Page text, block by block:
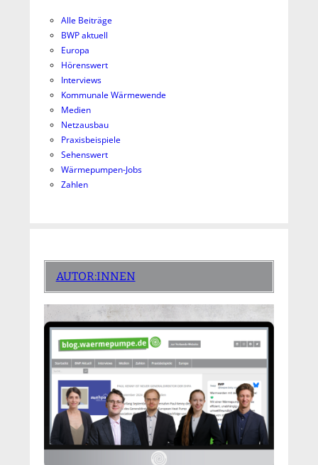
Alle Beiträge
BWP aktuell
Europa
Hörenswert
Interviews
Kommunale Wärmewende
Medien
Netzausbau
Praxisbeispiele
Sehenswert
Wärmepumpen-Jobs
Zahlen
AUTOR:INNEN